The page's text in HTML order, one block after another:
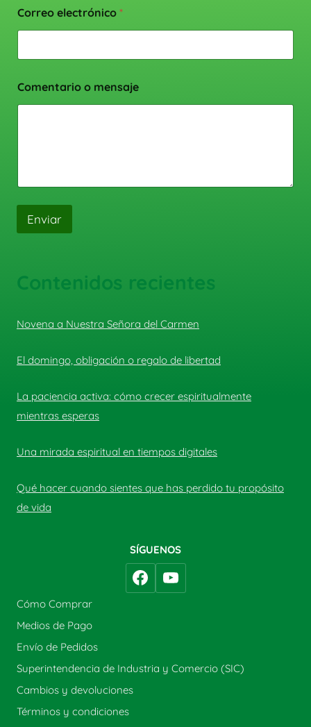
Correo electrónico *
Comentario o mensaje
Enviar
Contenidos recientes
Novena a Nuestra Señora del Carmen
El domingo, obligación o regalo de libertad
La paciencia activa: cómo crecer espiritualmente
mientras esperas
Una mirada espiritual en tiempos digitales
Qué hacer cuando sientes que has perdido tu propósito
de vida
SÍGUENOS
Cómo Comprar
Medios de Pago
Envío de Pedidos
Superintendencia de Industria y Comercio (SIC)
Cambios y devoluciones
Términos y condiciones